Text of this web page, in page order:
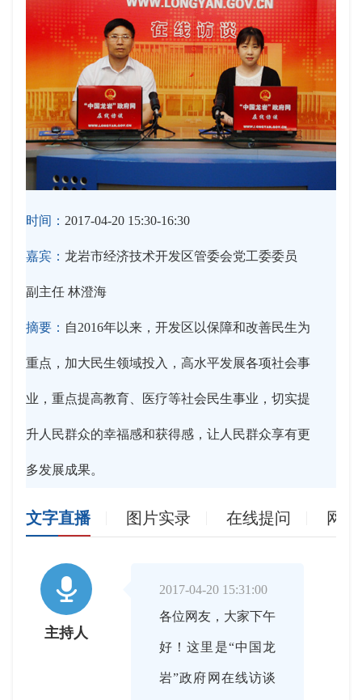
时间： 2017-04-20 15:30-16:30
嘉宾： 龙岩市经济技术开发区管委会党工委委员
副主任 林澄海
摘要： 自2016年以来，开发区以保障和改善民生为
重点，加大民生领域投入，高水平发展各项社会事
业，重点提高教育、医疗等社会民生事业，切实提
升人民群众的幸福感和获得感，让人民群众享有更
多发展成果。
文字直播 图片实录 在线提问 网

主持人
2017-04-20 15:31:00
各位网友，大家下午
好！这里是“中国龙
岩”政府网在线访谈